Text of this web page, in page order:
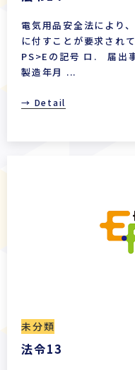
電気用品安全法により
に付すことが要求され
PS>Eの記号 ロ. 届出
製造年月 ...
→ Detail
未分類
法令13